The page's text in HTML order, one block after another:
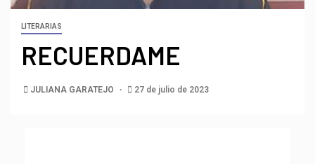
LITERARIAS
RECUERDAME
JULIANA GARATEJO 27 de julio de 2023